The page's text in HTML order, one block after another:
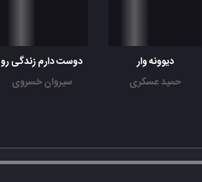
دیوونه وار
حمید عسکری
دوست دارم زندگی رو
سیروان خسروی